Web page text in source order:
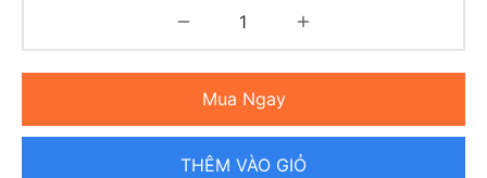
Mua Ngay
THÊM VÀO GIỎ